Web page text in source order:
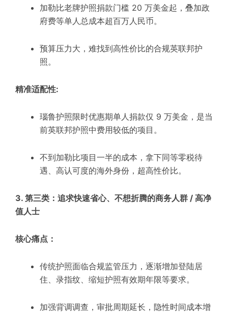
加勒比老牌护照捐款门槛 20 万美金起，叠加政
府费等单人总成本超百万人民币。
预算压力大，难找到高性价比的合规英联邦护
照。
精准适配性:
瑙鲁护照限时优惠期单人捐款仅 9 万美金，是当
前英联邦护照中费用较低的项目。
不到加勒比项目一半的成本，拿下同等零税待
遇、高认可度的海外身份，超高性价比。
3. 第三类：追求快速省心、不想折腾的商务人群 / 高净
值人士
核心痛点：
传统护照面临合规监管压力，逐渐增加登陆居
住、录指纹、缩短护照有效期年限等要求。
加强背调调查，审批周期延长，隐性时间成本增